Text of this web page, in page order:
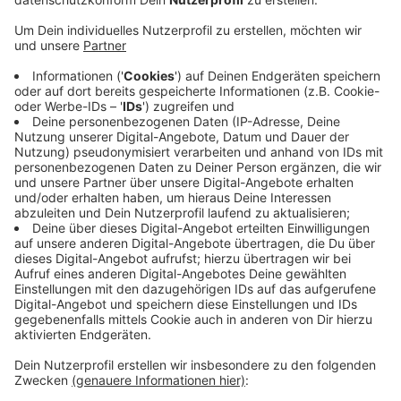
Anzeige
Welche Angebote soll es für Kinder und Jugendliche in
Voerde geben? Das hat die Stadt die Betroffenen
selbst gefragt. An der Online-Umfrage haben sich fast
1400 Kinder und Jugendliche beteiligt. Die Stadt
wertet die Ergebnisse jetzt gemeinsam mit dem
Rhein-Ruhr-Institut aus, sie sollen dann im Netz
vorgestellt werden und bei künftigen Planungen
beachtet werden. Die Umfrage lief sechs Wochen und
war auch in den Schulen und Social Media beworben
worden.
Anzeige